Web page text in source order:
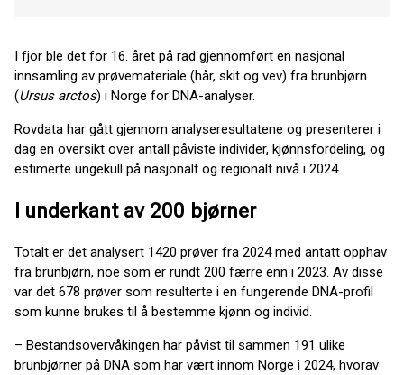
I fjor ble det for 16. året på rad gjennomført en nasjonal
innsamling av prøvemateriale (hår, skit og vev) fra brunbjørn
(Ursus arctos) i Norge for DNA-analyser.
Rovdata har gått gjennom analyseresultatene og presenterer i
dag en oversikt over antall påviste individer, kjønnsfordeling, og
estimerte ungekull på nasjonalt og regionalt nivå i 2024.
I underkant av 200 bjørner
Totalt er det analysert 1420 prøver fra 2024 med antatt opphav
fra brunbjørn, noe som er rundt 200 færre enn i 2023. Av disse
var det 678 prøver som resulterte i en fungerende DNA-profil
som kunne brukes til å bestemme kjønn og individ.
– Bestandsovervåkingen har påvist til sammen 191 ulike
brunbjørner på DNA som har vært innom Norge i 2024, hvorav